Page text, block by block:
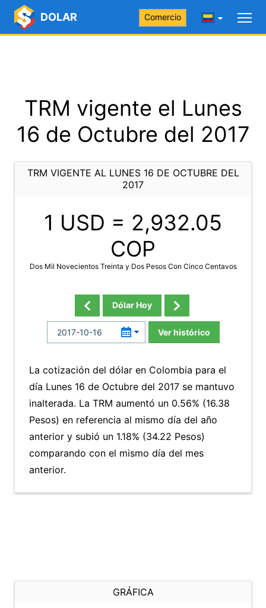
DOLAR Comercio
TRM vigente el Lunes
16 de Octubre del 2017
TRM VIGENTE AL LUNES 16 DE OCTUBRE DEL
2017
1 USD = 2,932.05
COP
Dos Mil Novecientos Treinta y Dos Pesos Con Cinco Centavos
Dólar Hoy
Ver histórico
La cotización del dólar en Colombia para el
día Lunes 16 de Octubre del 2017 se mantuvo
inalterada. La TRM aumentó un 0.56% (16.38
Pesos) en referencia al mismo día del año
anterior y subió un 1.18% (34.22 Pesos)
comparando con el mismo día del mes
anterior.
GRÁFICA